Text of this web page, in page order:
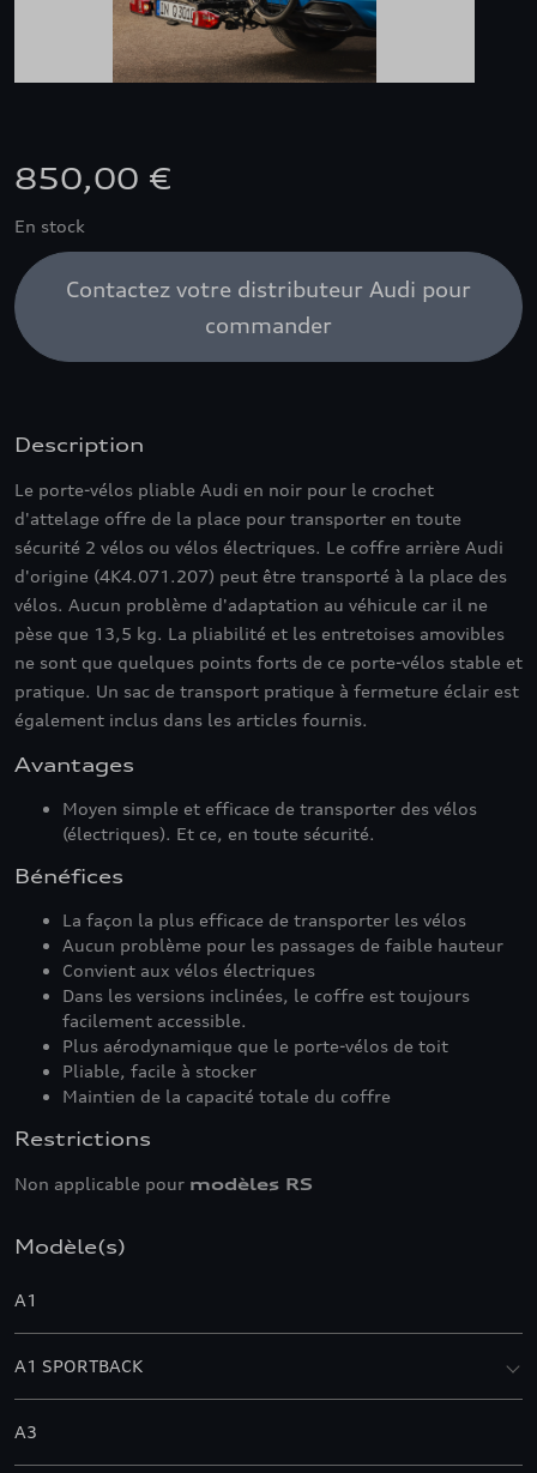
850,00 €
En stock
Contactez votre distributeur Audi pour
commander
Description
Le porte-vélos pliable Audi en noir pour le crochet
d'attelage offre de la place pour transporter en toute
sécurité 2 vélos ou vélos électriques. Le coffre arrière Audi
d'origine (4K4.071.207) peut être transporté à la place des
vélos. Aucun problème d'adaptation au véhicule car il ne
pèse que 13,5 kg. La pliabilité et les entretoises amovibles
ne sont que quelques points forts de ce porte-vélos stable et
pratique. Un sac de transport pratique à fermeture éclair est
également inclus dans les articles fournis.
Avantages
Moyen simple et efficace de transporter des vélos
(électriques). Et ce, en toute sécurité.
Bénéfices
La façon la plus efficace de transporter les vélos
Aucun problème pour les passages de faible hauteur
Convient aux vélos électriques
Dans les versions inclinées, le coffre est toujours
facilement accessible.
Plus aérodynamique que le porte-vélos de toit
Pliable, facile à stocker
Maintien de la capacité totale du coffre
Restrictions
Non applicable pour modèles RS
Modèle(s)
A1
A1 SPORTBACK
A3